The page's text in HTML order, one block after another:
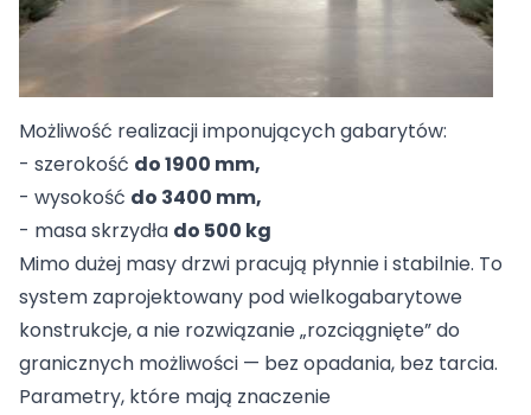
Możliwość realizacji imponujących gabarytów:
- szerokość do 1900 mm,
- wysokość do 3400 mm,
- masa skrzydła do 500 kg
Mimo dużej masy drzwi pracują płynnie i stabilnie. To
system zaprojektowany pod wielkogabarytowe
konstrukcje, a nie rozwiązanie „rozciągnięte” do
granicznych możliwości — bez opadania, bez tarcia.
Parametry, które mają znaczenie